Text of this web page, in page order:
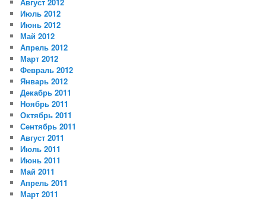
Июль 2012
Июнь 2012
Май 2012
Апрель 2012
Март 2012
Февраль 2012
Январь 2012
Декабрь 2011
Ноябрь 2011
Октябрь 2011
Сентябрь 2011
Август 2011
Июль 2011
Июнь 2011
Май 2011
Апрель 2011
Март 2011